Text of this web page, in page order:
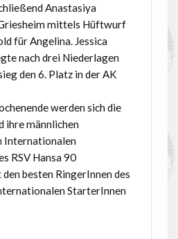
Anastasiya
mittels Hüftwurf
für Angelina. Jessica
nach drei Niederlagen
den 6. Platz in der AK
werden sich die
ihre männlichen
Internationalen
RSV Hansa 90
besten RingerInnen des
StarterInnen